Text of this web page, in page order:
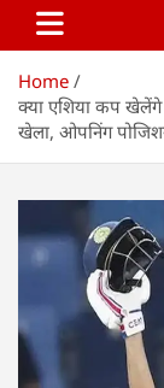
Home
क्या एशिया कप
खेला, ओपनिंग